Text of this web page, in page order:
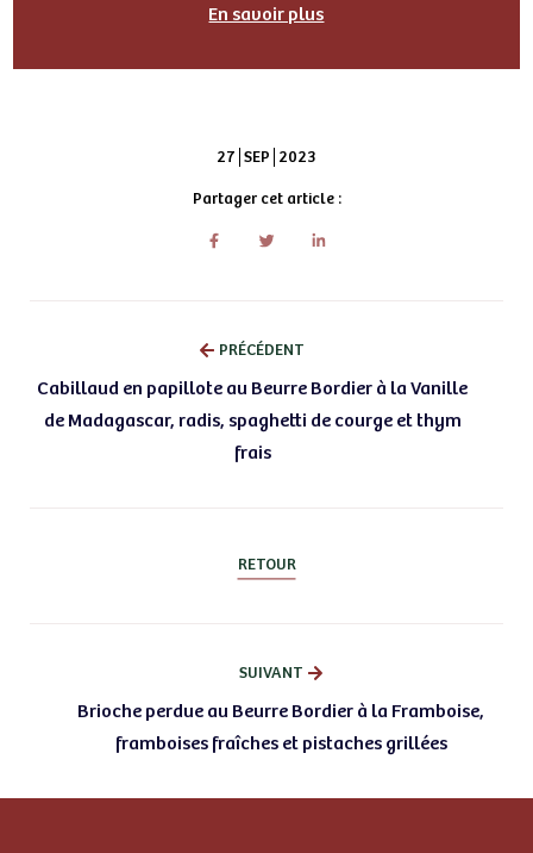
En savoir plus
27 SEP 2023
Partager cet article :
PRÉCÉDENT
Cabillaud en papillote au Beurre Bordier à la Vanille
de Madagascar, radis, spaghetti de courge et thym
frais
RETOUR
SUIVANT
Brioche perdue au Beurre Bordier à la Framboise,
framboises fraîches et pistaches grillées